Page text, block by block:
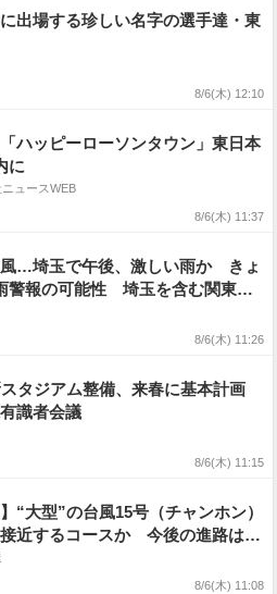
出場する珍しい名字の選手達・東
8/6(木) 12:10
ハッピーローソンタウン」東日本
に
ュースWEB
8/6(木) 11:37
風…埼玉で午後、激しい雨か きょ
警報の可能性 埼玉を含む関東
報円に入った
8/6(木) 11:26
タジアム整備、来春に基本計画
識者会議
8/6(木) 11:15
】“大型”の台風15号（チャンホン）
近するコースか 今後の進路は?
日（日）までの雨風シミュレーシ
載】お盆の天気に影響するか（6日
8/6(木) 11:08